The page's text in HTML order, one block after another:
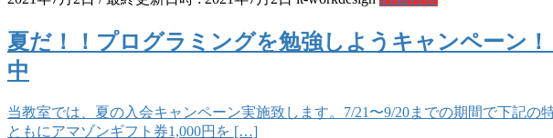
夏だ！！プログラミングを勉強しようキャンペーン
中
当教室では、夏の入会キャンペーン実施致します。7/21〜9/20までの期間で下記
ともにアマゾンギフト券1,000円を […]